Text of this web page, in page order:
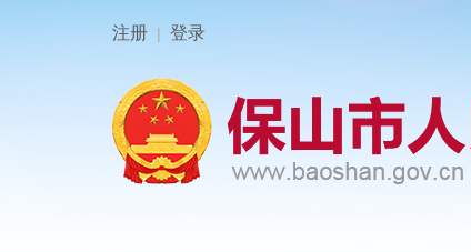
注册 | 登录